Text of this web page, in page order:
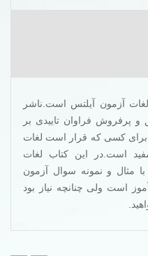
آزمون آیلتس است.ناشر
و پرفروش فراوان تاییدی بر
کسی که قرار است لغات
است.در این کتاب لغات
مثال و نمونه سوال آزمون
است ولی چنانچه نیاز بود